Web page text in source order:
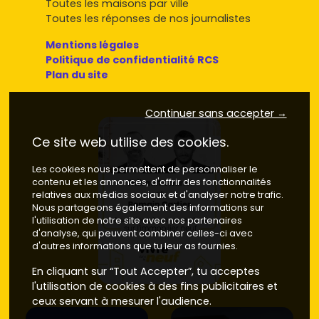
pour diversifier ton patrimoine. Comme toujours, regarde
de près l'exploitant, l'emplacement et le bail commercial.
Où acheter à Avranches : quartiers et
communes voisines à privilégier
Centre-ville historique (basilique Saint‑Gervais,
pied. Les rares projets neufs ou réhabilitations de
standing s'y vendent vite. Prix moyen neuf estimé :
entre 3 800 et 4 500 €/m² selon la vue, l'étage et les
prestations.
Autour du Jardin des Plantes et des écoles (lycée,
collège) : très recherché pour le quotidien. En neuf, tu
peux viser des résidences avec ascenseur et parking.
Prix moyen neuf : environ 3 600 à 4 300 €/m².
Saint‑Martin‑des‑Champs (limitrophe) : accès rapide
aux zones commerciales et à l'A84, pratique pour les
Toutes les maisons par ville
Toutes les réponses de nos journalistes
Mentions légales
Politique de confidentialité RCS
Plan du site
Continuer sans accepter →
Ce site web utilise des cookies.
Les cookies nous permettent de personnaliser le
contenu et les annonces, d'offrir des fonctionnalités
relatives aux médias sociaux et d'analyser notre trafic.
Nous partageons également des informations sur
l'utilisation de notre site avec nos partenaires
d'analyse, qui peuvent combiner celles-ci avec
d'autres informations que tu leur as fournies.
En cliquant sur “Tout Accepter”, tu acceptes
l'utilisation de cookies à des fins publicitaires et
ceux servant à mesurer l'audience.